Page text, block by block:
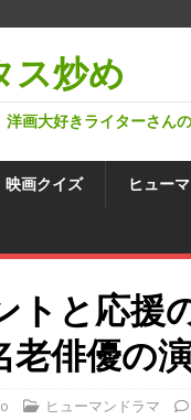
ス炒め
洋画大好きライターさ
映画クイズ ヒュー
トと応援
俳優の
ヒューマンドラマ